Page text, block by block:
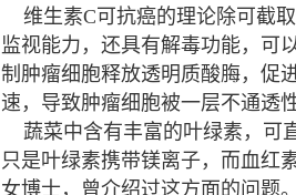
维生素C可抗癌的理论除可截
监视能力，还具有解毒功能，可
制肿瘤细胞释放透明质酸脢，促
速，导致肿瘤细胞被一层不通透
蔬菜中含有丰富的叶绿素，可
只是叶绿素携带镁离子，而血红
女博士，曾介绍过这方面的问题